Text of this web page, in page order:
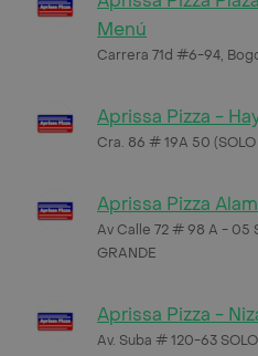
Menú
Carrera 71d #6-94,
Aprissa Pizza -
Cra. 86 # 19A 50 (SOLO
Aprissa Pizza
Av Calle 72 # 98 A - 05
GRANDE
Aprissa Pizza -
Av. Suba # 120-63